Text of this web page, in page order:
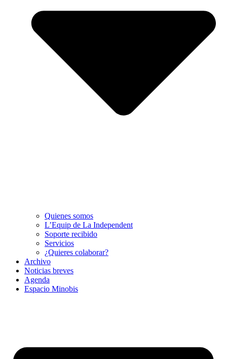
Quienes somos
L’Equip de La Independent
Soporte recibido
Servicios
¿Quieres colaborar?
Archivo
Noticias breves
Agenda
Espacio Minobis